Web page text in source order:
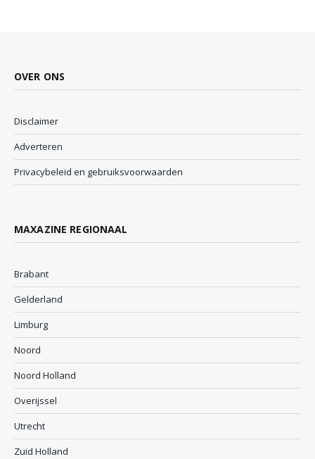
OVER ONS
Disclaimer
Adverteren
Privacybeleid en gebruiksvoorwaarden
MAXAZINE REGIONAAL
Brabant
Gelderland
Limburg
Noord
Noord Holland
Overijssel
Utrecht
Zuid Holland